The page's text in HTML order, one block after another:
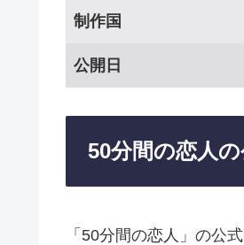
制作国
公開日
50分間の恋人
「50分間の恋人」の公